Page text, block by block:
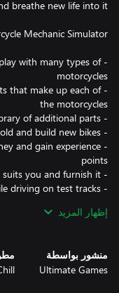
with many types of
that make up each of
and gain experience
parts, appliances and
إظهار المزيد
منشور بواسطة
Ultimate Games